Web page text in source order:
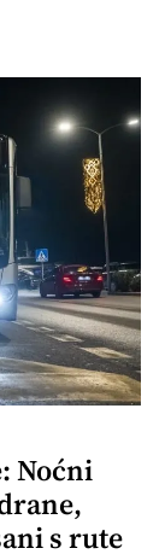
Noćni
s rute